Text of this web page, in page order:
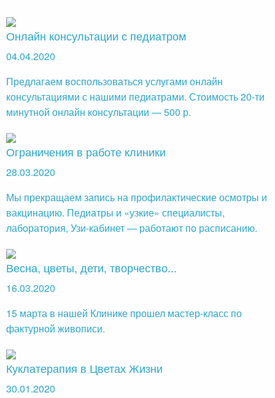
Онлайн консультации с педиатром
04.04.2020
Предлагаем воспользоваться услугами онлайн
консультациями с нашими педиатрами. Стоимость 20-ти
минутной онлайн консультации — 500 р.
Ограничения в работе клиники
28.03.2020
Мы прекращаем запись на профилактические осмотры и
вакцинацию. Педиатры и «узкие» специалисты,
лаборатория, Узи-кабинет — работают по расписанию.
Весна, цветы, дети, творчество...
16.03.2020
15 марта в нашей Клинике прошел мастер-класс по
фактурной живописи.
Куклатерапия в Цветах Жизни
30.01.2020